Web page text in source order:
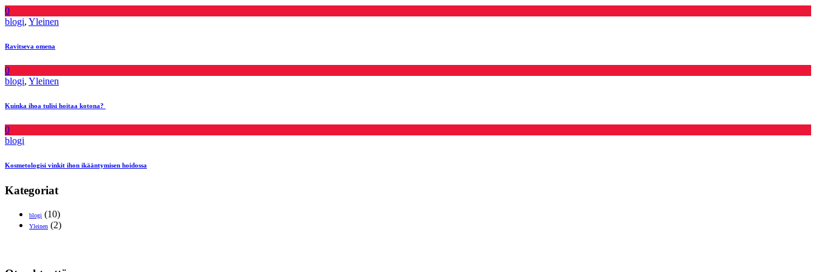
0
blogi, Yleinen
Ravitseva omena
0
blogi, Yleinen
Kuinka ihoa tulisi hoitaa kotona?
0
blogi
Kosmetologisi vinkit ihon ikääntymisen hoidossa
Kategoriat
blogi (10)
Yleinen (2)